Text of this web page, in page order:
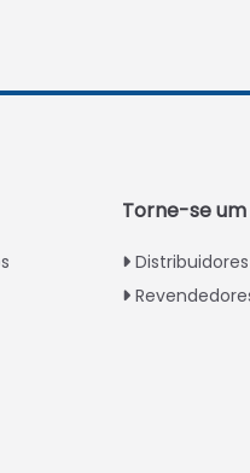
Torne-se
Distribuidores